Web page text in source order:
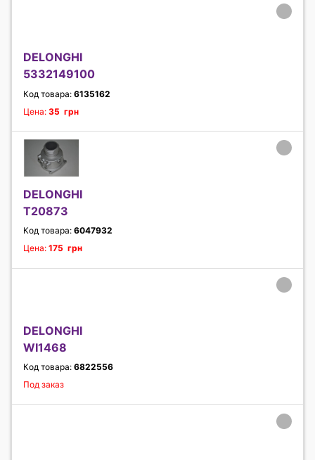
DELONGHI
5332149100
Код товара: 6135162
Цена: 35 грн
DELONGHI
T20873
Код товара: 6047932
Цена: 175 грн
DELONGHI
WI1468
Код товара: 6822556
Под заказ